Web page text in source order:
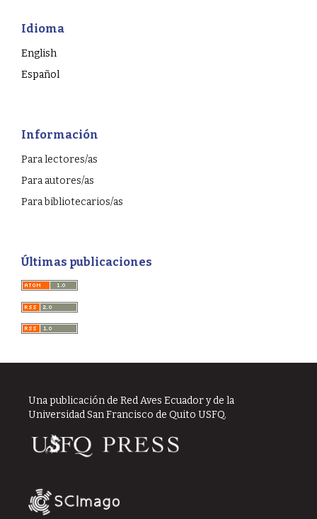
Idioma
English
Español
Información
Para lectores/as
Para autores/as
Para bibliotecarios/as
Últimas publicaciones
Una publicación de Red Aves Ecuador y de la
Universidad San Francisco de Quito USFQ.